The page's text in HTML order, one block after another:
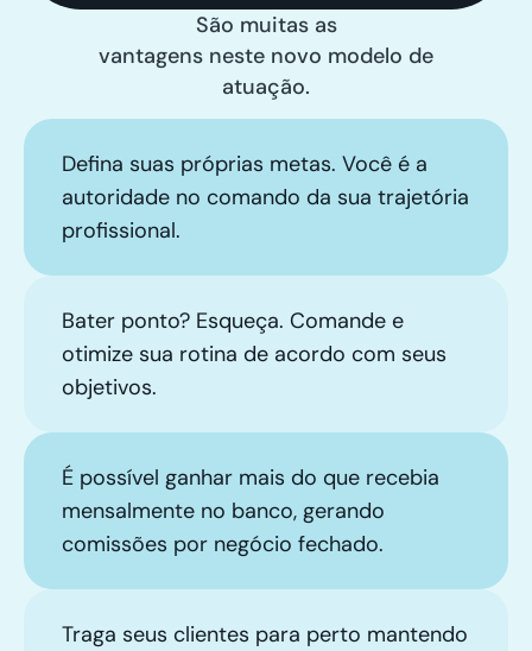
São muitas as
vantagens neste novo modelo de
atuação.
Defina suas próprias metas. Você é a
autoridade no comando da sua trajetória
profissional.
Bater ponto? Esqueça. Comande e
otimize sua rotina de acordo com seus
objetivos.
É possível ganhar mais do que recebia
mensalmente no banco, gerando
comissões por negócio fechado.
Traga seus clientes para perto mantendo